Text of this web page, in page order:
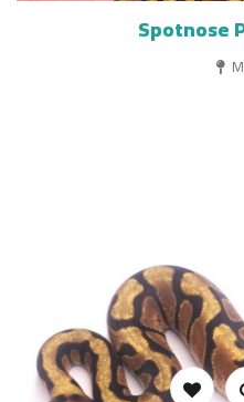
Spotnose